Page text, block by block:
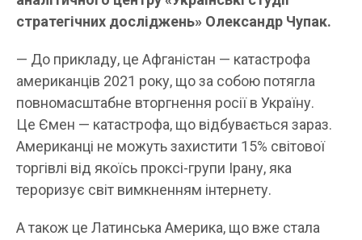
стратегічних досліджень» Олександр Чупак.
— До прикладу, це Афганістан — катастрофа
американців 2021 року, що за собою потягла
повномасштабне вторгнення росії в Україну.
Це Ємен — катастрофа, що відбувається зараз.
Американці не можуть захистити 15% світової
торгівлі від якоїсь проксі-групи Ірану, яка
тероризує світ вимкненням інтернету.
А також це Латинська Америка, що вже стала